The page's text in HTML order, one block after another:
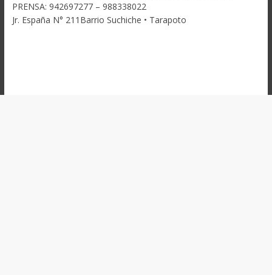
PRENSA: 942697277 – 988338022
Jr. España N° 211Barrio Suchiche • Tarapoto